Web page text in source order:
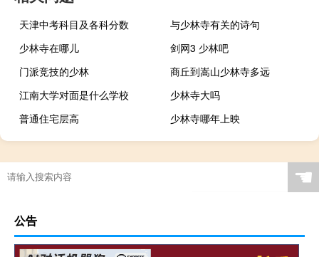
天津中考科目及各科分数
与少林寺有关的诗句
少林寺在哪儿
剑网3 少林吧
门派竞技的少林
商丘到嵩山少林寺多远
江南大学对面是什么学校
少林寺大吗
普通住宅层高
少林寺哪年上映
☚
公告